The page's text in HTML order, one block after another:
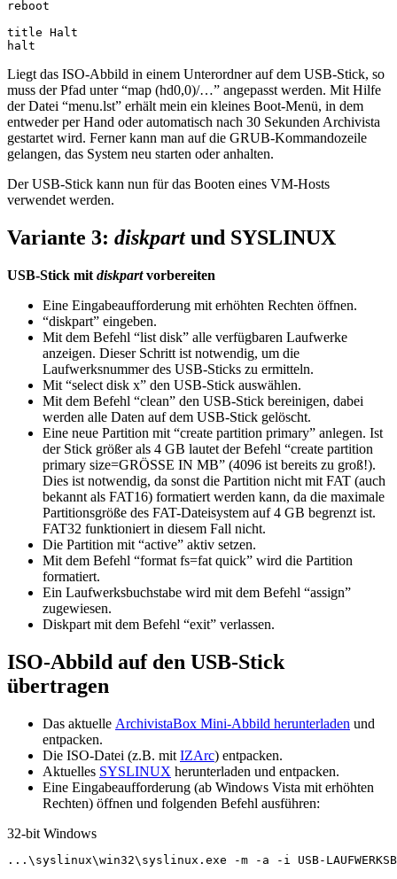
reboot
title Halt
halt
Liegt das ISO-Abbild in einem Unterordner auf dem USB-Stick, so
muss der Pfad unter “map (hd0,0)/…” angepasst werden. Mit Hilfe
der Datei “menu.lst” erhält mein ein kleines Boot-Menü, in dem
entweder per Hand oder automatisch nach 30 Sekunden Archivista
gestartet wird. Ferner kann man auf die GRUB-Kommandozeile
gelangen, das System neu starten oder anhalten.
Der USB-Stick kann nun für das Booten eines VM-Hosts
verwendet werden.
Variante 3: diskpartund SYSLINUX
USB-Stick mit diskpartvorbereiten
Eine Eingabeaufforderung mit erhöhten Rechten öffnen.
“diskpart” eingeben.
Mit dem Befehl “list disk” alle verfügbaren Laufwerke
anzeigen. Dieser Schritt ist notwendig, um die
Laufwerksnummer des USB-Sticks zu ermitteln.
Mit “select disk x” den USB-Stick auswählen.
Mit dem Befehl “clean” den USB-Stick bereinigen, dabei
werden alle Daten auf dem USB-Stick gelöscht.
Eine neue Partition mit “create partition primary” anlegen. Ist
der Stick größer als 4 GB lautet der Befehl “create partition
primary size=GRÖSSE IN MB” (4096 ist bereits zu groß!).
Dies ist notwendig, da sonst die Partition nicht mit FAT (auch
bekannt als FAT16) formatiert werden kann, da die maximale
Partitionsgröße des FAT-Dateisystem auf 4 GB begrenzt ist.
FAT32 funktioniert in diesem Fall nicht.
Die Partition mit “active” aktiv setzen.
Mit dem Befehl “format fs=fat quick” wird die Partition
formatiert.
Ein Laufwerksbuchstabe wird mit dem Befehl “assign”
zugewiesen.
Diskpart mit dem Befehl “exit” verlassen.
ISO-Abbild auf den USB-Stick
übertragen
Das aktuelle ArchivistaBox Mini-Abbild herunterladen und
entpacken.
Die ISO-Datei (z.B. mit IZArc) entpacken.
Aktuelles SYSLINUX herunterladen und entpacken.
Eine Eingabeaufforderung (ab Windows Vista mit erhöhten
Rechten) öffnen und folgenden Befehl ausführen:
32-bit Windows
...\syslinux\win32\syslinux.exe -m -a -i USB-